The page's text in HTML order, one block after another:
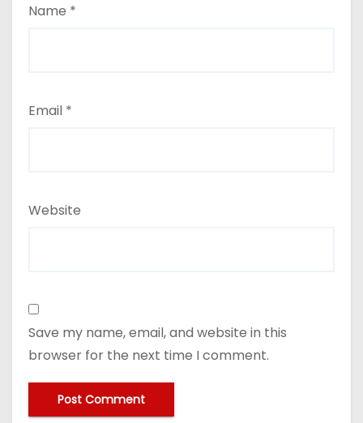
Name *
Email *
Website
Save my name, email, and website in this
browser for the next time I comment.